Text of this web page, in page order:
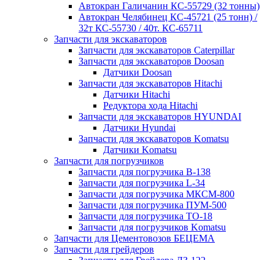
Автокран Галичанин КС-55729 (32 тонны)
Автокран Челябинец КС-45721 (25 тонн) /
32т КС-55730 / 40т. КС-65711
Запчасти для экскаваторов
Запчасти для экскаваторов Caterpillar
Запчасти для экскаваторов Doosan
Датчики Doosan
Запчасти для экскаваторов Hitachi
Датчики Hitachi
Редуктора хода Hitachi
Запчасти для экскаваторов HYUNDAI
Датчики Hyundai
Запчасти для экскаваторов Komatsu
Датчики Komatsu
Запчасти для погрузчиков
Запчасти для погрузчика B-138
Запчасти для погрузчика L-34
Запчасти для погрузчика МКСМ-800
Запчасти для погрузчика ПУМ-500
Запчасти для погрузчика ТО-18
Запчасти для погрузчиков Komatsu
Запчасти для Цементовозов БЕЦЕМА
Запчасти для грейдеров